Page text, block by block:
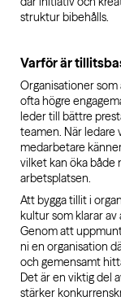
struktur bibehålls.
Varför är
Organisationer
ofta högre
leder till bättre
teamen. När ledare
medarbetare
vilket kan öka
arbetsplatsen.
Att bygga tillit i
kultur som klarar av
Genom att
ni en organisation
och gemensamt
Det är en viktig del
stärker